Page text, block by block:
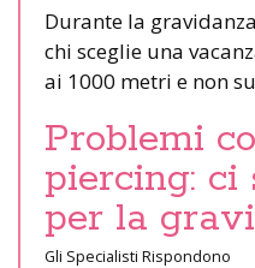
Durante la
chi sceglie una
ai 1000 metri e non
Problemi
piercing: ci
per la
Gli Specialisti Rispondono